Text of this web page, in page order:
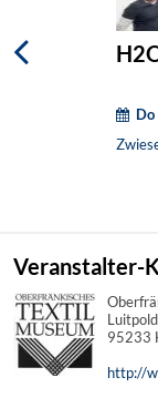
Veranstalter-
95233
http://